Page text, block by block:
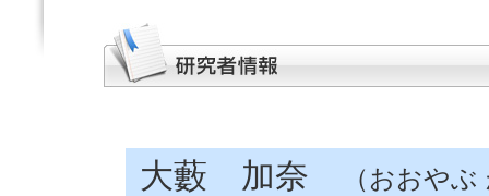
大藪 加奈 （おおや